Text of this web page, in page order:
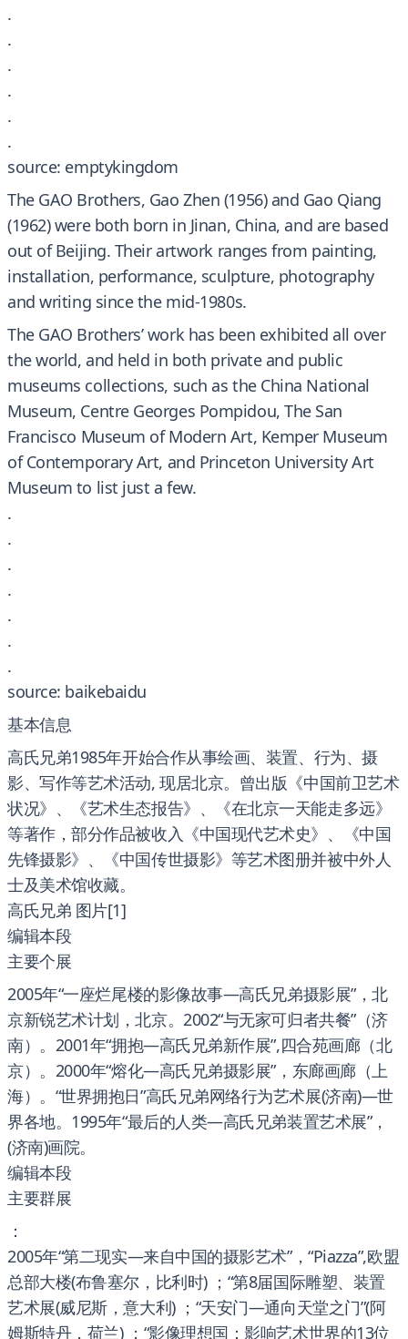
.
.
.
.
.
.
source: emptykingdom
The GAO Brothers, Gao Zhen (1956) and Gao Qiang
(1962) were both born in Jinan, China, and are based
out of Beijing. Their artwork ranges from painting,
installation, performance, sculpture, photography
and writing since the mid-1980s.
The GAO Brothers’ work has been exhibited all over
the world, and held in both private and public
museums collections, such as the China National
Museum, Centre Georges Pompidou, The San
Francisco Museum of Modern Art, Kemper Museum
of Contemporary Art, and Princeton University Art
Museum to list just a few.
.
.
.
.
.
.
.
source: baikebaidu
基本信息
高氏兄弟1985年开始合作从事绘画、装置、行为、摄
影、写作等艺术活动, 现居北京。曾出版《中国前卫艺术
状况》、《艺术生态报告》、《在北京一天能走多远》
等著作，部分作品被收入《中国现代艺术史》、《中国
先锋摄影》、《中国传世摄影》等艺术图册并被中外人
士及美术馆收藏。
高氏兄弟 图片[1]
编辑本段
主要个展
2005年“一座烂尾楼的影像故事—高氏兄弟摄影展”，北
京新锐艺术计划，北京。2002“与无家可归者共餐”（济
南）。2001年“拥抱—高氏兄弟新作展”,四合苑画廊（北
京）。2000年“熔化—高氏兄弟摄影展”，东廊画廊（上
海）。“世界拥抱日”高氏兄弟网络行为艺术展(济南)—世
界各地。1995年“最后的人类—高氏兄弟装置艺术展”，
(济南)画院。
编辑本段
主要群展
：
2005年“第二现实—来自中国的摄影艺术”，“Piazza”,欧盟
总部大楼(布鲁塞尔，比利时) ；“第8届国际雕塑、装置
艺术展(威尼斯，意大利) ；“天安门—通向天堂之门”(阿
姆斯特丹，荷兰) ；“影像理想国：影响艺术世界的13位